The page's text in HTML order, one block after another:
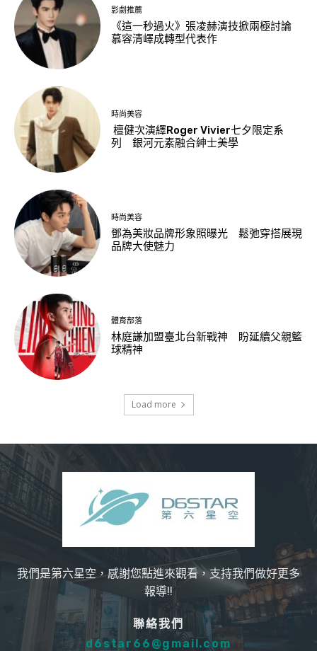
影劇推薦
《這一秒過火》張凌赫演技掀兩極討論
慕容清嶧成轉型代表作
時尚美容
檀健次演繹Roger Vivier七夕限定系
列 銀河元素融合紳士美學
時尚美容
鄧為美妝品牌形象照曝光 鬆弛穿搭展現
品牌大使魅力
體育部落
林庭謙加盟臺北台新戰神 盼延續父親籃
球精神
Load more
我們是第六星空，感謝您點進來觀看，支持我們做好更多
報導!!
聯絡我們
d6star66@gmail.com